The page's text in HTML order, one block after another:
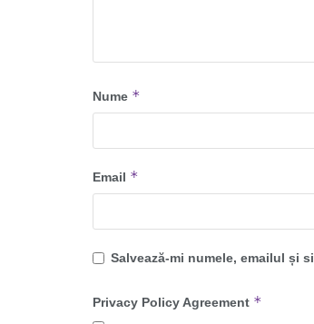
Nume *
Email *
Salvează-mi numele, emailul și
Privacy Policy Agreement *